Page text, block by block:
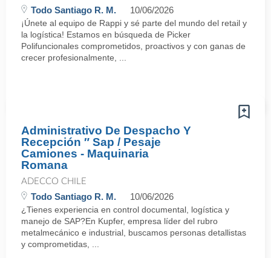
Todo Santiago R. M. 10/06/2026
¡Únete al equipo de Rappi y sé parte del mundo del retail y
la logística! Estamos en búsqueda de Picker
Polifuncionales comprometidos, proactivos y con ganas de
crecer profesionalmente, ...
Administrativo De Despacho Y
Recepción ″ Sap / Pesaje
Camiones - Maquinaria
Romana
ADECCO CHILE
Todo Santiago R. M. 10/06/2026
¿Tienes experiencia en control documental, logística y
manejo de SAP?En Kupfer, empresa líder del rubro
metalmecánico e industrial, buscamos personas detallistas
y comprometidas, ...